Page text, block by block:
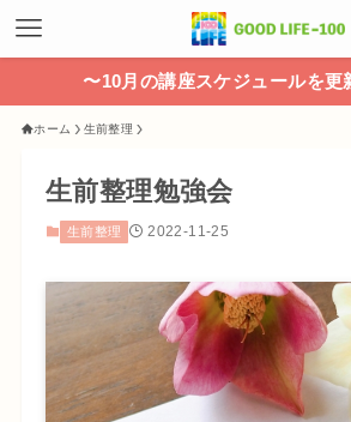
〜10月の講座スケジュールを更
ホーム 生前整理
生前整理勉強会
生前整理 2022-11-25